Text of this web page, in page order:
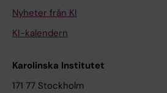
Nyheter från KI
KI-kalendern
Karolinska Institutet
171 77 Stockholm